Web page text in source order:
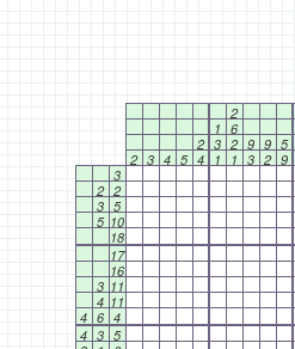
2
1 6
2 3 2 9 9 5
2 3 4 5 4 1 1 3 2 9
3
2 2
3 5
5 10
18
17
16
3 11
4 11
4 6 4
4 3 5